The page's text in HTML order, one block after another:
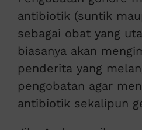
antibiotik (suntik
sebagai obat yang
biasanya akan
penderita yang
pengobatan agar
antibiotik sekalipun